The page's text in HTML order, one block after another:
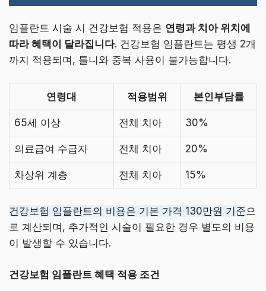
임플란트 시술 시 건강보험 적용은 연령과 치아 위치에
따라 혜택이 달라집니다. 건강보험 임플란트는 평생 2개
까지 적용되며, 틀니와 중복 사용이 불가능합니다.
연령대 적용범위 본인부담률
65세 이상 전체 치아 30%
의료급여 수급자 전체 치아 20%
차상위 계층 전체 치아 15%
건강보험 임플란트의 비용은 기본 가격 130만원 기준으
로 계산되며, 추가적인 시술이 필요한 경우 별도의 비용
이 발생할 수 있습니다.
건강보험 임플란트 혜택 적용 조건